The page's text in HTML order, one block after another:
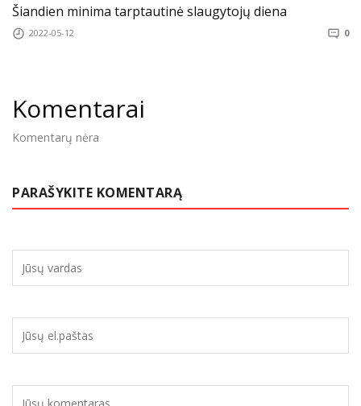
Šiandien minima tarptautinė slaugytojų diena
2022-05-12 0
Komentarai
Komentarų nėra
PARAŠYKITE KOMENTARĄ